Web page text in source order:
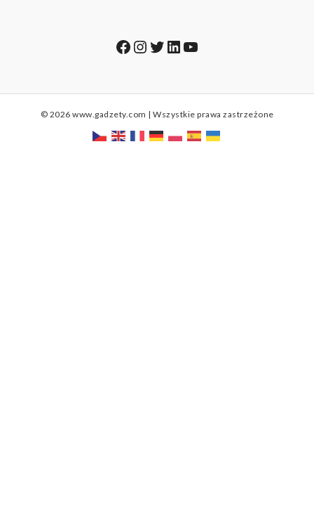
Facebook
Instagram
Twitter
LinkedIn
YouTube
© 2026 www.gadzety.com | Wszystkie prawa zastrzeżone